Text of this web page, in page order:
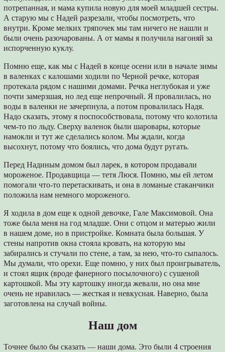
потрепанная, и мама купила новую для моей младшей сестры.
А старую мы с Надей разрезали, чтобы посмотреть, что
внутри. Кроме мелких тряпочек мы там ничего не нашли и
были очень разочарованы. А от мамы я получила нагоняй за
испорченную куклу.
Помню еще, как мы с Надей в конце осени или в начале зимы
в валенках с калошами ходили по Черной речке, которая
протекала рядом с нашими домами. Речка неглубокая и уже
почти замерзшая, но лед еще непрочный. Я провалилась, но
воды в валенки не зачерпнула, а потом провалилась Надя.
Надо сказать, этому я поспособствовала, потому что колотила
чем-то по льду. Сверху валенок были шаровары, которые
намокли и тут же сделались колом. Мы ждали, когда
высохнут, потому что боялись, что дома будут ругать.
Перед Надиным домом был ларек, в котором продавали
мороженое. Продавщица ― тетя Люся. Помню, мы ей летом
помогали что-то перетаскивать, и она в ломаные стаканчики
положила нам немного мороженого.
Я ходила в дом еще к одной девочке, Гале Максимовой. Она
тоже была меня на год младше. Они с отцом и матерью жили
в нашем доме, но в пристройке. Комната была большая. У
стены напротив окна стояла кровать, на которую мы
забирались и стучали по стене, а там, за нею, что-то сыпалось.
Мы думали, что орехи. Еще помню, у них был проигрыватель,
и стоял ящик (вроде фанерного посылочного) с сушеной
картошкой. Мы эту картошку иногда жевали, но она мне
очень не нравилась ― жесткая и невкусная. Наверно, была
заготовлена на случай войны.
Наш дом
Точнее было бы сказать ― наши дома. Это были 4 строения